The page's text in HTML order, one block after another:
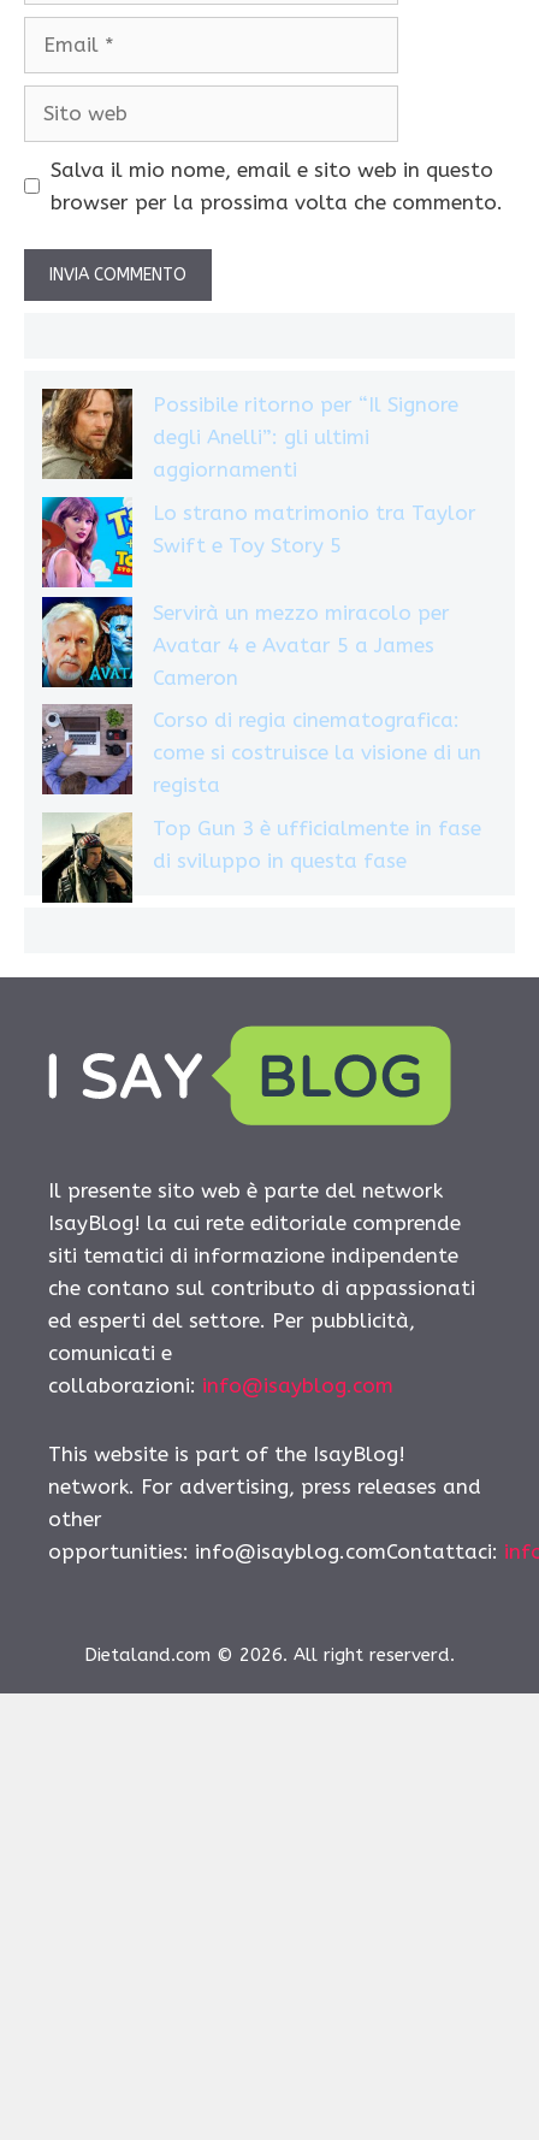
Salva il mio nome, email e sito web in questo
browser per la prossima volta che commento.
Possibile ritorno per “Il Signore
degli Anelli”: gli ultimi
aggiornamenti
Lo strano matrimonio tra Taylor
Swift e Toy Story 5
Servirà un mezzo miracolo per
Avatar 4 e Avatar 5 a James
Cameron
Corso di regia cinematografica:
come si costruisce la visione di un
regista
Top Gun 3 è ufficialmente in fase
di sviluppo in questa fase
Il presente sito web è parte del network
IsayBlog! la cui rete editoriale comprende
siti tematici di informazione indipendente
che contano sul contributo di appassionati
ed esperti del settore. Per pubblicità,
comunicati e
collaborazioni: info@isayblog.com
This website is part of the IsayBlog!
network. For advertising, press releases and
other
opportunities: info@isayblog.comContattaci:
Dietaland.com © 2026. All right reserverd.